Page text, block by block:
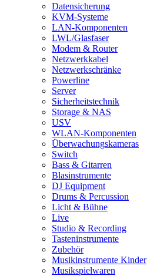
Datensicherung
KVM-Systeme
LAN-Komponenten
LWL/Glasfaser
Modem & Router
Netzwerkkabel
Netzwerkschränke
Powerline
Server
Sicherheitstechnik
Storage & NAS
USV
WLAN-Komponenten
Überwachungskameras
Switch
Bass & Gitarren
Blasinstrumente
DJ Equipment
Drums & Percussion
Licht & Bühne
Live
Studio & Recording
Tasteninstrumente
Zubehör
Musikinstrumente Kinder
Musikspielwaren